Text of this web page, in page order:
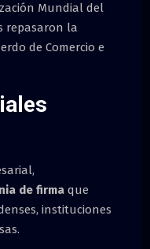
Mundial del
repasaron la
de Comercio e
de firma que
instituciones